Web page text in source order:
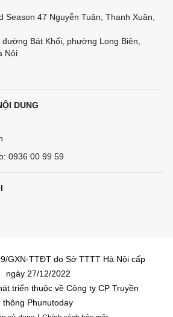
Season 47 Nguyễn Tuân, Thanh Xuân,
Bát Khối, phường Long Biên,
Nội
DUNG
0936 00 99 59
GXN-TTĐT do Sở TTTT Hà Nội cấp
ngày 27/12/2022
triển thuộc về Công ty CP Truyền
thông Phunutoday